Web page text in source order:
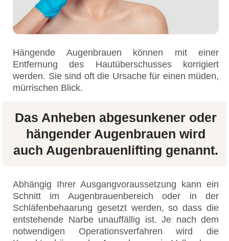
Hängende Augenbrauen können mit einer
Entfernung des Hautüberschusses korrigiert
werden. Sie sind oft die Ursache für einen müden,
mürrischen Blick.
Das Anheben abgesunkener oder
hängender Augenbrauen wird
auch Augenbrauenlifting genannt.
Abhängig Ihrer Ausgangvoraussetzung kann ein
Schnitt im Augenbrauenbereich oder in der
Schläfenbehaarung gesetzt werden, so dass die
entstehende Narbe unauffällig ist. Je nach dem
notwendigen Operationsverfahren wird die